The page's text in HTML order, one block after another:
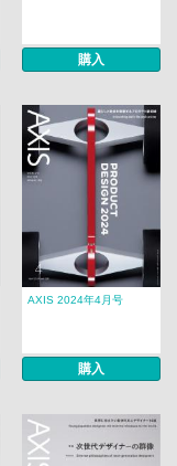
購入
AXIS 2024年4月号
購入